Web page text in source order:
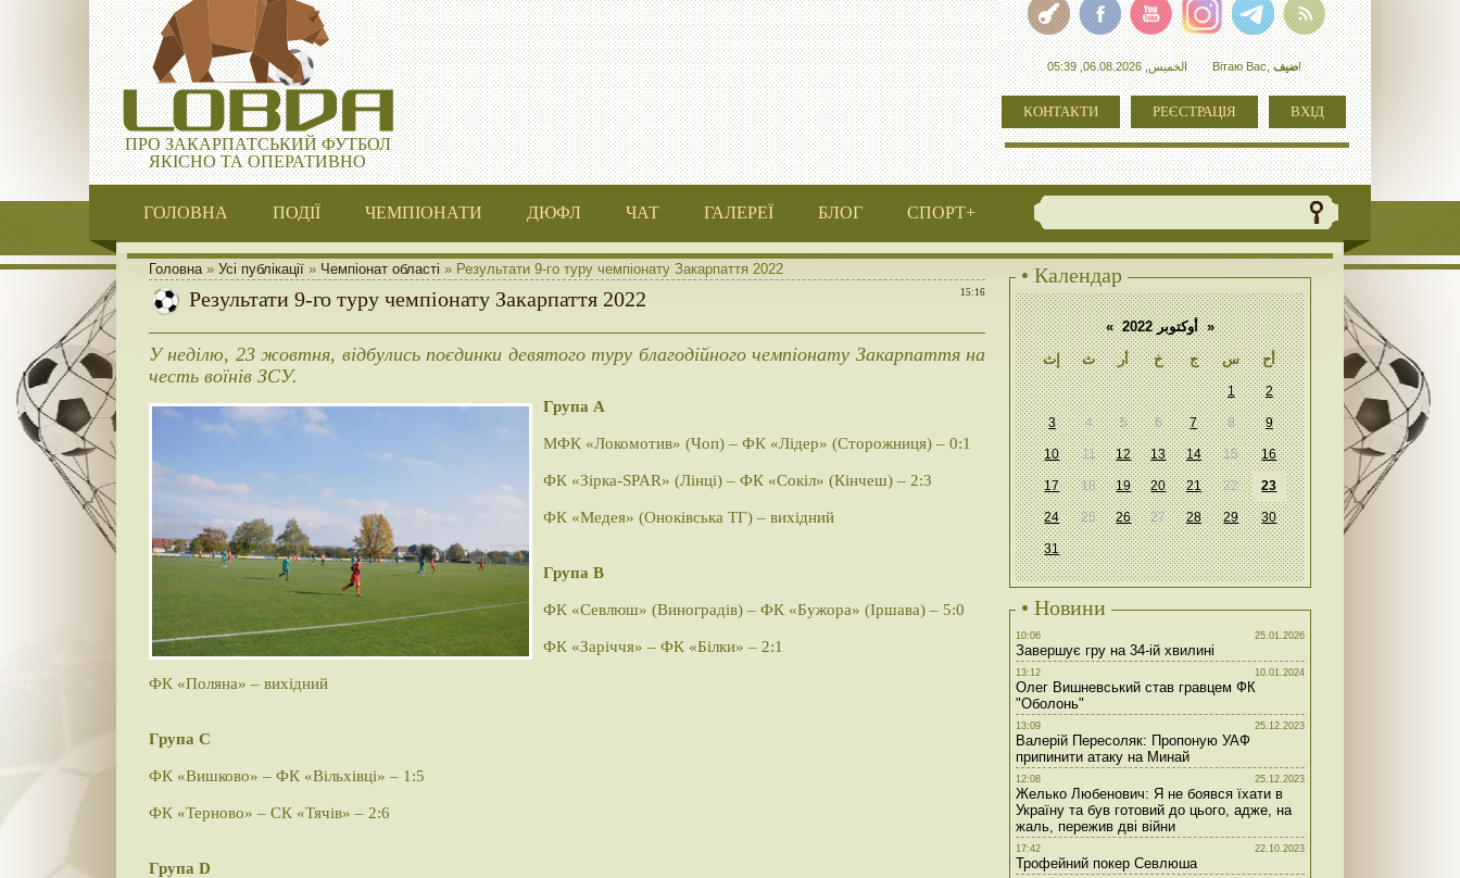
ПРО ЗАКАРПАТСЬКИЙ ФУТБОЛ
ЯКІСНО ТА ОПЕРАТИВНО
الخميس, 06.08.2026, 05:39 Вітаю Вас,ضيف!
КОНТАКТИ РЕЄСТРАЦІЯ ВХІД
ГОЛОВНА ПОДІЇ ЧЕМПІОНАТИ ДЮФЛ ЧАТ ГАЛЕРЕЇ БЛОГ СПОРТ+
Головна» Усі публікації » Чемпіонат області » Результати 9-го туру чемпіонату Закарпаття 2022
15:16
Результати 9-го туру чемпіонату Закарпаття 2022
У неділю, 23 жовтня, відбулись поєдинки девятого туру благодійного чемпіонату Закарпаття на
честь воїнів ЗСУ.
Група А
МФК «Локомотив» (Чоп) – ФК «Лідер» (Сторожниця) – 0:1
ФК «Зірка-SPAR» (Лінці) – ФК «Сокіл» (Кінчеш) – 2:3
ФК «Медея» (Оноківська ТГ) – вихідний
Група В
ФК «Севлюш» (Виноградів) – ФК «Бужора» (Іршава) – 5:0
ФК «Заріччя» – ФК «Білки» – 2:1
ФК «Поляна» – вихідний
Група С
ФК «Вишково» – ФК «Вільхівці» – 1:5
ФК «Терново» – СК «Тячів» – 2:6
Група D
• Календар
« أوكتوبر 2022
»
إث
ث أر خ ج س أح
1 2
3 4 5 6 7 8 9
10 11 12 13 14 15 16
17 18 19 20 21 22 23
24 25 26 27 28 29 30
31
• Новини
10:06 25.01.2026
Завершує гру на 34-ій хвилині
13:12 10.01.2024
Олег Вишневський став гравцем ФК
"Оболонь"
13:09 25.12.2023
Валерій Пересоляк: Пропоную УАФ
припинити атаку на Минай
12:08 25.12.2023
Желько Любенович: Я не боявся їхати в
Україну та був готовий до цього, адже, на
жаль, пережив дві війни
17:42 22.10.2023
Трофейний покер Севлюша